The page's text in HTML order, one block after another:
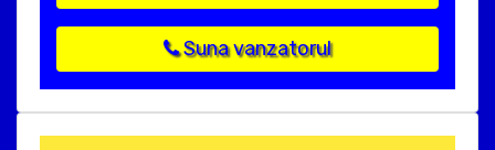
Suna vanzatorul